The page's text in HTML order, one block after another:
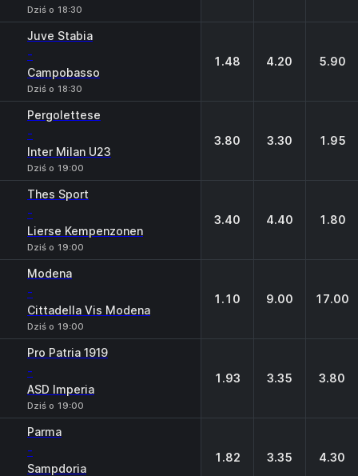
Dziś o 18:30
Juve Stabia
-
Campobasso
Dziś o 18:30
1.48 4.20 5.90
Pergolettese
-
Inter Milan U23
Dziś o 19:00
3.80 3.30 1.95
Thes Sport
-
Lierse Kempenzonen
Dziś o 19:00
3.40 4.40 1.80
Modena
-
Cittadella Vis Modena
Dziś o 19:00
1.10 9.00 17.00
Pro Patria 1919
-
ASD Imperia
Dziś o 19:00
1.93 3.35 3.80
Parma
-
Sampdoria
1.82 3.35 4.30